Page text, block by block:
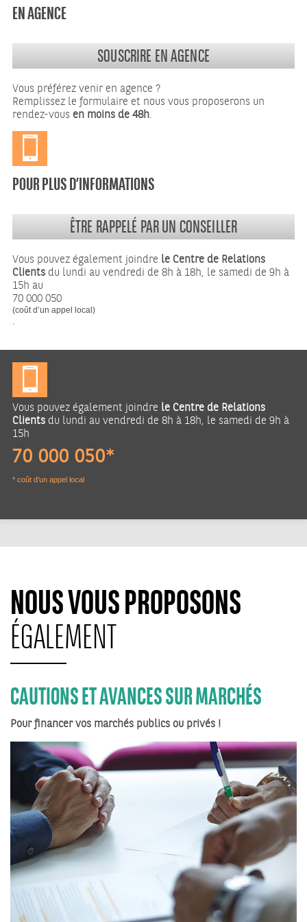
EN AGENCE
SOUSCRIRE EN AGENCE
Vous préférez venir en agence ?
Remplissez le formulaire et nous vous proposerons un
rendez-vous en moins de 48h.
POUR PLUS D’INFORMATIONS
ÊTRE RAPPELÉ PAR UN CONSEILLER
Vous pouvez également joindre le Centre de Relations
Clients du lundi au vendredi de 8h à 18h, le samedi de 9h à
15h au
70 000 050
(coût d’un appel local)
.
Vous pouvez également joindre le Centre de Relations
Clients du lundi au vendredi de 8h à 18h, le samedi de 9h à
15h
70 000 050*
* coût d’un appel local
NOUS VOUS PROPOSONS
ÉGALEMENT
CAUTIONS ET AVANCES SUR MARCHÉS
Pour financer vos marchés publics ou privés !